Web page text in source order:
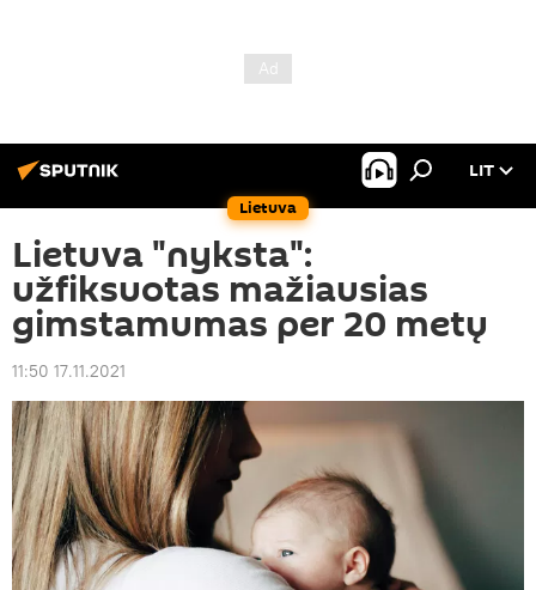
Lietuva
LIT
Lietuva "nyksta":
užfiksuotas mažiausias
gimstamumas per 20 metų
11:50 17.11.2021